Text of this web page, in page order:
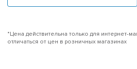
*Цена действительна только для интернет-
отличаться от цен в розничных магазинах